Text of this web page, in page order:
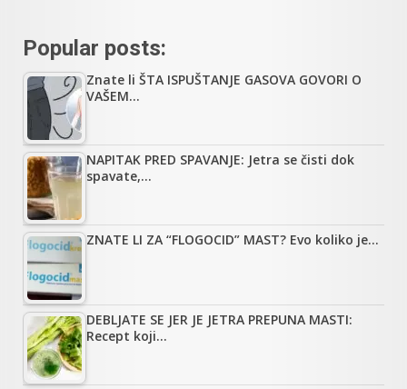
Popular posts:
Znate li ŠTA ISPUŠTANJE GASOVA GOVORI O
VAŠEM…
NAPITAK PRED SPAVANJE: Jetra se čisti dok
spavate,…
ZNATE LI ZA “FLOGOCID” MAST? Evo koliko je…
DEBLJATE SE JER JE JETRA PREPUNA MASTI:
Recept koji…